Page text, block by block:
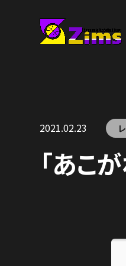
2021.02.23
「あこ